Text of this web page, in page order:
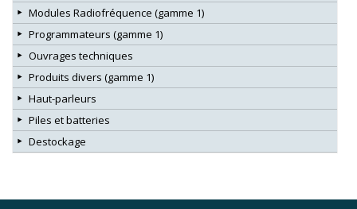
Modules Radiofréquence (gamme 1)
Programmateurs (gamme 1)
Ouvrages techniques
Produits divers (gamme 1)
Haut-parleurs
Piles et batteries
Destockage